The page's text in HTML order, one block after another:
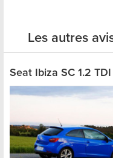
Les autres
Seat Ibiza SC 1.2